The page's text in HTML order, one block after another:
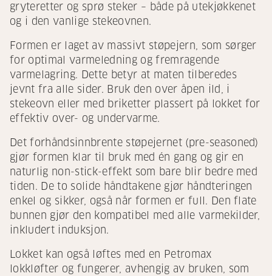
gryteretter og sprø steker – både på utekjøkkenet
og i den vanlige stekeovnen.
Formen er laget av massivt støpejern, som sørger
for optimal varmeledning og fremragende
varmelagring. Dette betyr at maten tilberedes
jevnt fra alle sider. Bruk den over åpen ild, i
stekeovn eller med briketter plassert på lokket for
effektiv over- og undervarme.
Det forhåndsinnbrente støpejernet (pre-seasoned)
gjør formen klar til bruk med én gang og gir en
naturlig non-stick-effekt som bare blir bedre med
tiden. De to solide håndtakene gjør håndteringen
enkel og sikker, også når formen er full. Den flate
bunnen gjør den kompatibel med alle varmekilder,
inkludert induksjon.
Lokket kan også løftes med en Petromax
lokkløfter og fungerer, avhengig av bruken, som